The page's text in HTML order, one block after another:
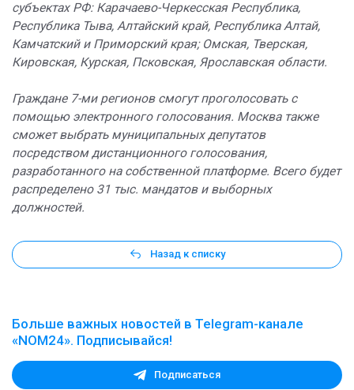
субъектах РФ: Карачаево-Черкесская Республика,
Республика Тыва, Алтайский край, Республика Алтай,
Камчатский и Приморский края; Омская, Тверская,
Кировская, Курская, Псковская, Ярославская области.
Граждане 7-ми регионов смогут проголосовать с
помощью электронного голосования. Москва также
сможет выбрать муниципальных депутатов
посредством дистанционного голосования,
разработанного на собственной платформе. Всего будет
распределено 31 тыс. мандатов и выборных
должностей.
Назад к списку
Больше важных новостей в Telegram-канале
«NOM24». Подписывайся!
Подписаться